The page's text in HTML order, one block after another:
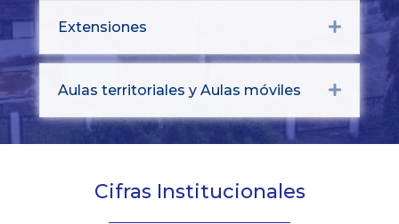
Extensiones Expand
Aulas territoriales y Aulas móviles Expand
Cifras Institucionales